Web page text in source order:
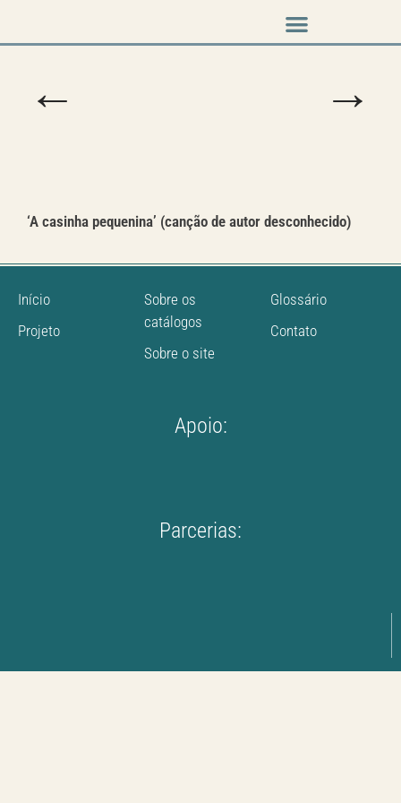
← →
‘A casinha pequenina’ (canção de autor desconhecido)
Início
Projeto
Sobre os
catálogos
Sobre o site
Glossário
Contato
Apoio:
Parcerias: